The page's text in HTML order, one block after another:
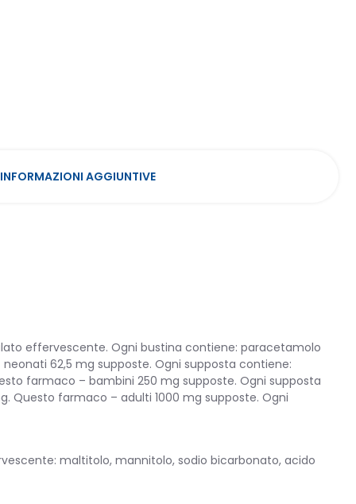
INFORMAZIONI AGGIUNTIVE
effervescente. Ogni bustina contiene: paracetamolo
62,5 mg supposte. Ogni supposta contiene:
farmaco – bambini 250 mg supposte. Ogni supposta
Questo farmaco – adulti 1000 mg supposte. Ogni
maltitolo, mannitolo, sodio bicarbonato, acido